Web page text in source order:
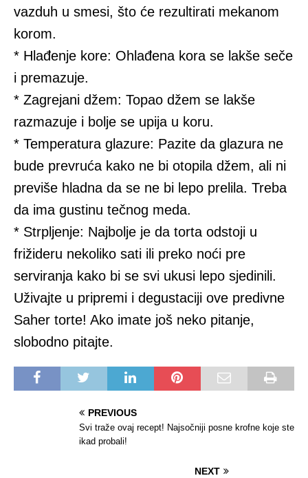
vazduh u smesi, što će rezultirati mekanom
korom.
* Hlađenje kore: Ohlađena kora se lakše seče
i premazuje.
* Zagrejani džem: Topao džem se lakše
razmazuje i bolje se upija u koru.
* Temperatura glazure: Pazite da glazura ne
bude prevruća kako ne bi otopila džem, ali ni
previše hladna da se ne bi lepo prelila. Treba
da ima gustinu tečnog meda.
* Strpljenje: Najbolje je da torta odstoji u
frižideru nekoliko sati ili preko noći pre
serviranja kako bi se svi ukusi lepo sjedinili.
Uživajte u pripremi i degustaciji ove predivne
Saher torte! Ako imate još neko pitanje,
slobodno pitajte.
PREVIOUS
Svi traže ovaj recept! Najsočniji posne krofne koje ste
ikad probali!
NEXT